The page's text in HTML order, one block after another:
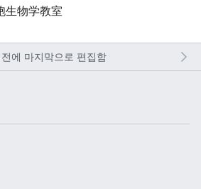
生物学教室
에 마지막으로 편집함